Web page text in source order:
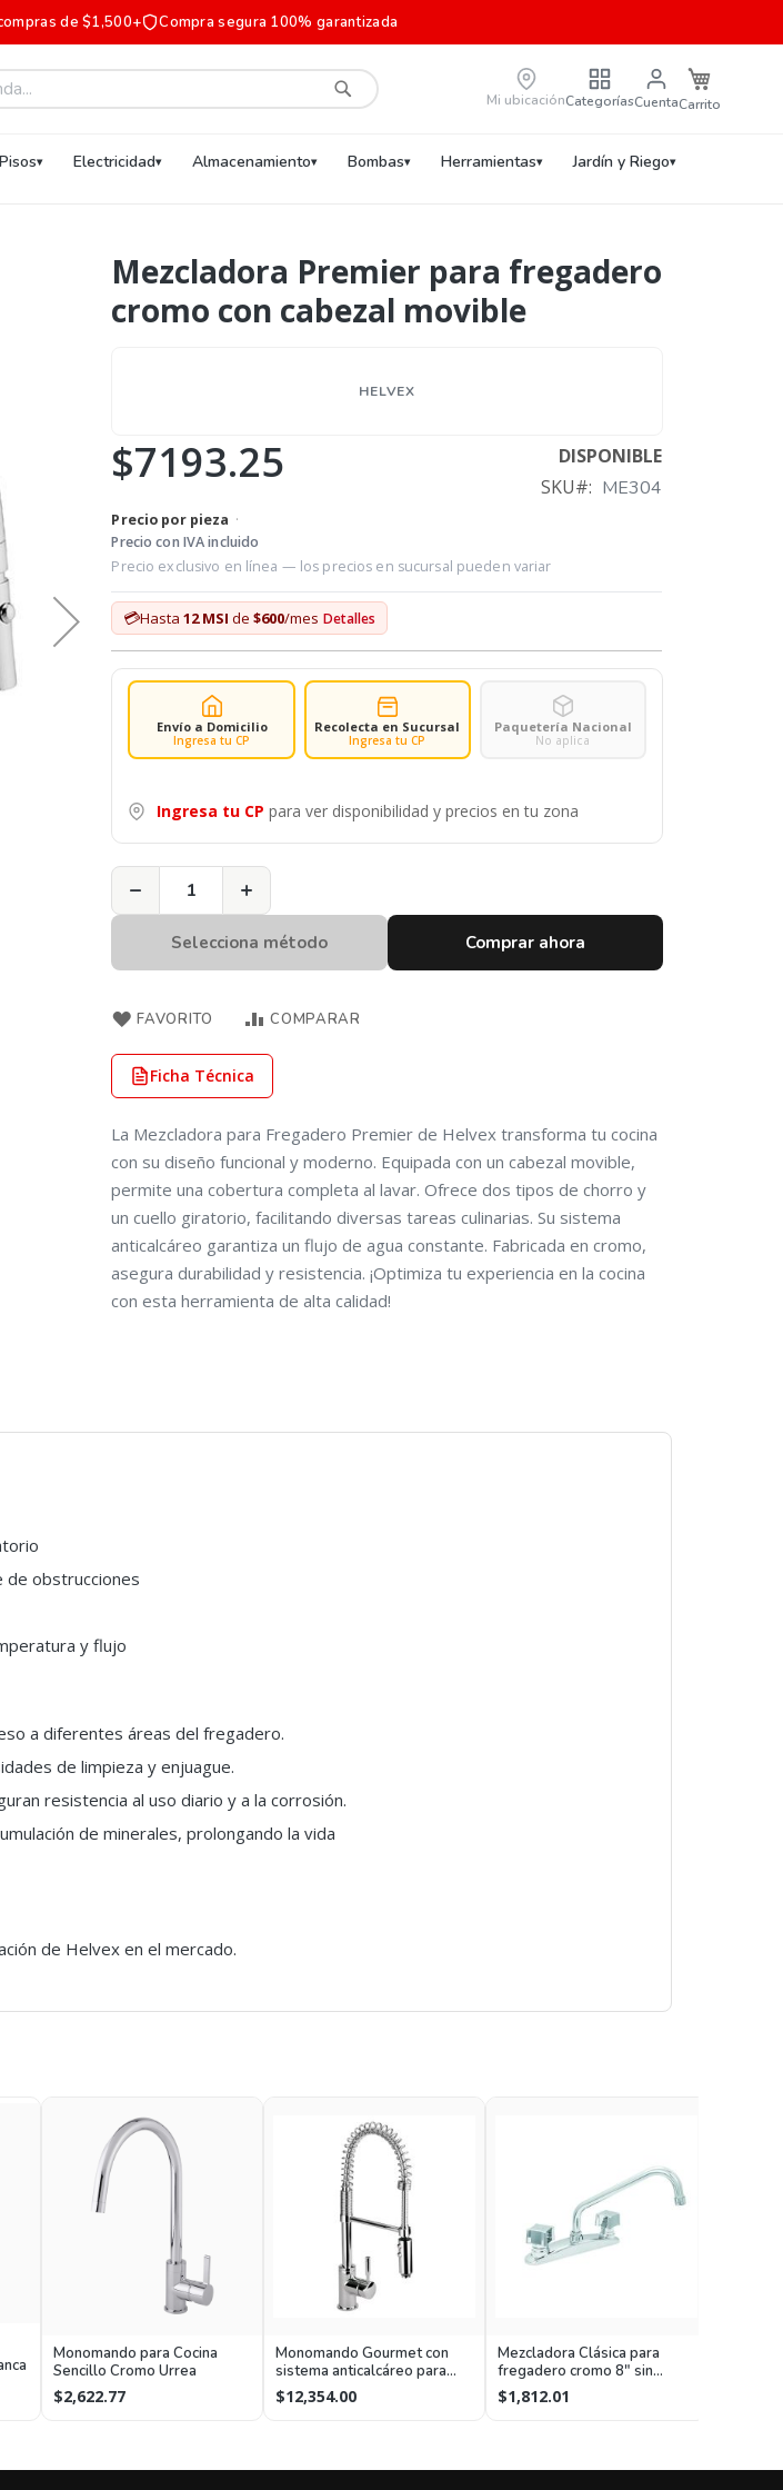
de $1,500+ Compra segura 100% garantizada
Carrito de
Mi ubicaciónCategoríasCuenta
Pisos Electricidad Almacenamiento Bombas Herramientas Jardín y Riego
Mezcladora Premier para fregadero
cromo con cabezal movible
HELVEX
$7193.25
DISPONIBLE
SKU
ME304
Precio por pieza ·
Precio con IVA incluido
Precio exclusivo en línea — los precios en sucursal pueden variar
💳Hasta12 MSI de$600/mes Detalles
Envío a Domicilio
Ingresa tu CP
Recolecta en Sucursal
Ingresa tu CP
Paquetería Nacional
No aplica
Ingresa tu CP para ver disponibilidad y precios en tu zona
− +
Selecciona método Comprar ahora
FAVORITO COMPARAR
Ficha Técnica
La Mezcladora para Fregadero Premier de Helvex transforma tu cocina
con su diseño funcional y moderno. Equipada con un cabezal movible,
permite una cobertura completa al lavar. Ofrece dos tipos de chorro y
un cuello giratorio, facilitando diversas tareas culinarias. Su sistema
anticalcáreo garantiza un flujo de agua constante. Fabricada en cromo,
asegura durabilidad y resistencia. ¡Optimiza tu experiencia en la cocina
con esta herramienta de alta calidad!
de obstrucciones
y flujo
a diferentes áreas del fregadero.
de limpieza y enjuague.
resistencia al uso diario y a la corrosión.
de minerales, prolongando la vida
de Helvex en el mercado.
Monomando para Cocina
Sencillo Cromo Urrea
$2,622.77
Monomando Gourmet con
sistema anticalcáreo para
fregadero cromo
$12,354.00
Mezcladora Clásica para
fregadero cromo 8" sin
manerales
$1,812.01